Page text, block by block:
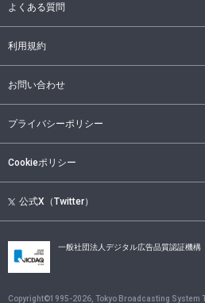
よくある質問
利用規約
お問い合わせ
プライバシーポリシー
Cookieポリシー
公式X（Twitter）
一般社団法人デジタル広告品質認証機構
Copyright©1995-2026 , Tokyo Broadcasting System